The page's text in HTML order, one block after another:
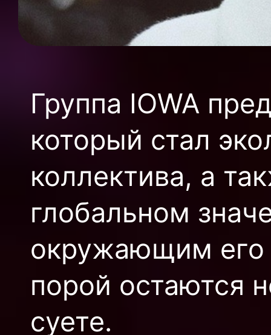
Группа IOWA
который стал
коллектива, а
глобальном
окружающим его
порой остаются
суете.